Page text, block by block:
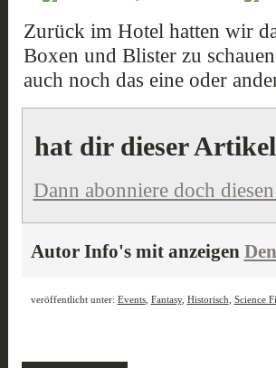
Zurück im Hotel hatten wir
Boxen und Blister zu
auch noch das eine oder
hat dir dieser
Dann abonniere doch
Autor Info's mit anzeigen
veröffentlicht unter: Events, Fantasy, Historisch Science